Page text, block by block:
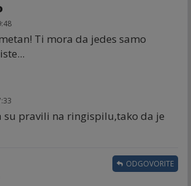
Ti mora da jedes samo
su pravili na ringispilu,tako da je
ODGOVORITE